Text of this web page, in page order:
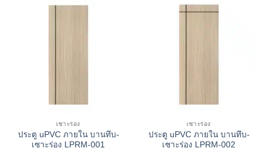
เซาะร่อง
ประตู uPVC ภายใน บานทึบ-
เซาะร่อง LPRM-001
เซาะร่อง
ประตู uPVC ภายใน บานทึบ-
เซาะร่อง LPRM-002